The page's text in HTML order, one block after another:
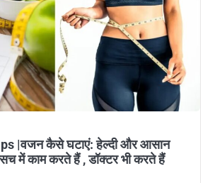
|वजन कैसे घटाएं: हेल्दी और आसान
में काम करते हैं , डॉक्टर भी करते हैं